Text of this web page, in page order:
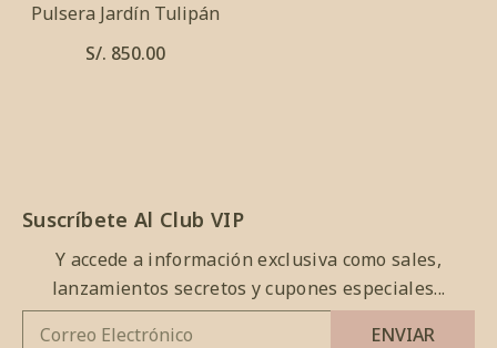
Pulsera Jardín Tulipán
S/. 850.00
Suscríbete Al Club VIP
Y accede a información exclusiva como sales,
lanzamientos secretos y cupones especiales...
ENVIAR